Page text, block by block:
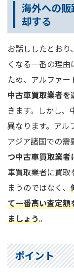
海外への
却する
お話ししたとお
くなる一番の理
ため、アルファー
中古車買取業者を
きます。しかし
異なります。アル
アジア諸国での需
つ中古車買取業
車買取業者に買取
まうのではなく、
て一番高い査定額
ましょう。
ポイント